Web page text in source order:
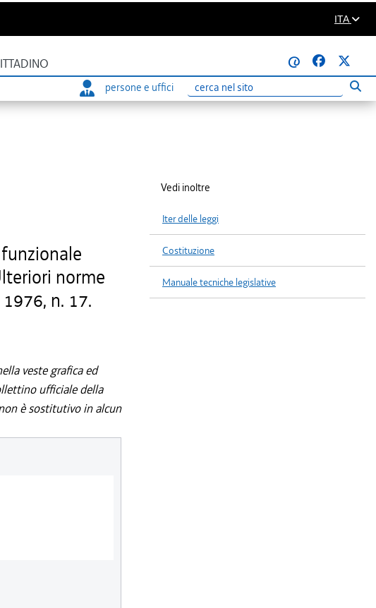
ITA
@
persone e uffici
Ricerca
norme
n. 17.
veste grafica ed
ufficiale della
è sostitutivo in alcun
Vedi inoltre
Iter delle leggi
Costituzione
Manuale tecniche legislative